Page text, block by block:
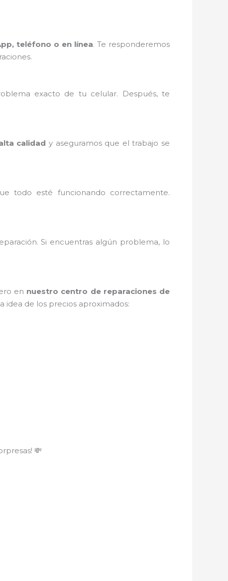
teléfono o en línea. Te responderemos
exacto de tu celular. Después, te
calidad y aseguramos que el trabajo se
todo esté funcionando correctamente.
Si encuentras algún problema, lo
en nuestro centro de reparaciones de
idea de los precios aproximados:
💸